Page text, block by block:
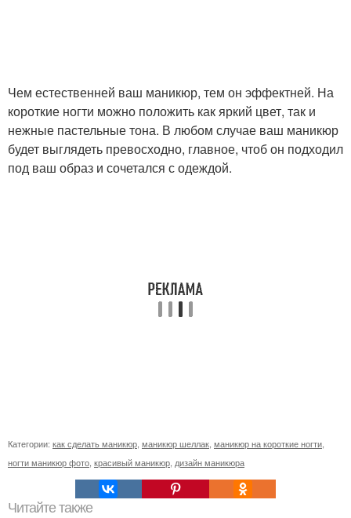
Чем естественней ваш маникюр, тем он эффектней. На
короткие ногти можно положить как яркий цвет, так и
нежные пастельные тона. В любом случае ваш маникюр
будет выглядеть превосходно, главное, чтоб он подходил
под ваш образ и сочетался с одеждой.
Категории: как сделать маникюр маникюр шеллак маникюр на короткие ногти
ногти маникюр фото красивый маникюр дизайн маникюра
Читайте также